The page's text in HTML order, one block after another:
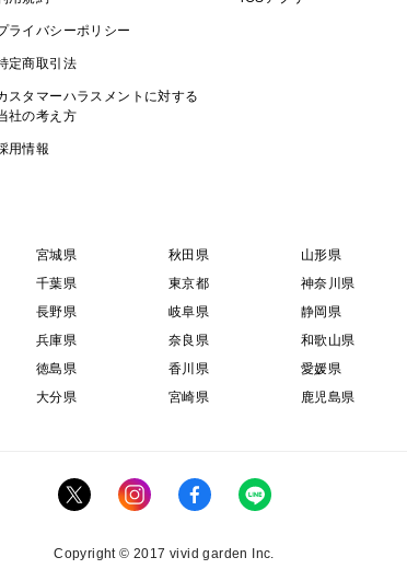
ライバシーポリシー
定商取引法
スタマーハラスメントに対する
社の考え方
用情報
宮城県 秋田県 山形県
千葉県 東京都 神奈川県
長野県 岐阜県 静岡県
兵庫県 奈良県 和歌山県
徳島県 香川県 愛媛県
大分県 宮崎県 鹿児島県
Copyright © 2017 vivid garden Inc.